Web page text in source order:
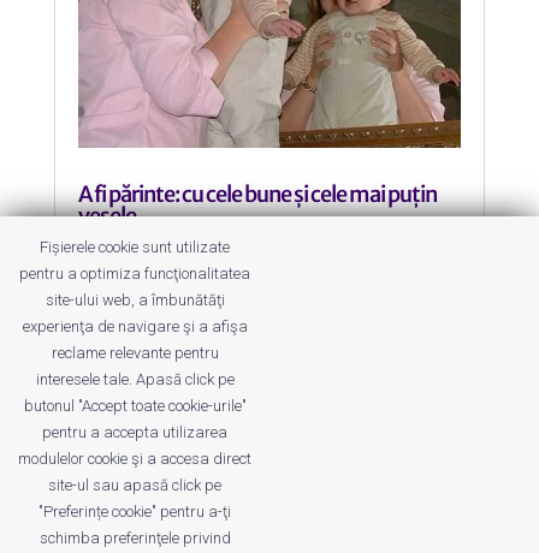
A fi părinte: cu cele bune și cele mai puțin
vesele
byRoxana Jilăveanu
Sau atunci când minusurile devin
neutre și plusurile se înzecesc.
[preluare]
Despre noi Publicitate
Fișierele cookie sunt utilizate
pentru a optimiza funcţionalitatea
site-ului web, a îmbunătăţi
experienţa de navigare şi a afişa
reclame relevante pentru
interesele tale. Apasă click pe
butonul "Accept toate cookie-urile"
pentru a accepta utilizarea
modulelor cookie şi a accesa direct
site-ul sau apasă click pe
"Preferințe cookie" pentru a-ţi
schimba preferinţele privind